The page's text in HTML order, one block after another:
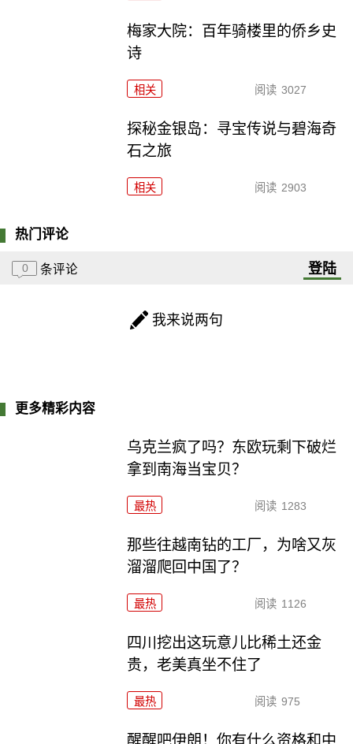
梅家大院：百年骑楼里的侨乡史
诗
相关 阅读 3027
探秘金银岛：寻宝传说与碧海奇
石之旅
相关 阅读 2903
热门评论
0 条评论 登陆
我来说两句
更多精彩内容
乌克兰疯了吗？东欧玩剩下破烂
拿到南海当宝贝？
最热 阅读 1283
那些往越南钻的工厂，为啥又灰
溜溜爬回中国了？
最热 阅读 1126
四川挖出这玩意儿比稀土还金
贵，老美真坐不住了
最热 阅读 975
醒醒吧伊朗！你有什么资格和中